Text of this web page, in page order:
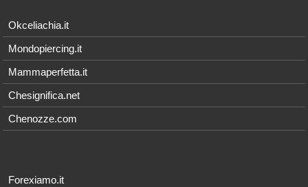
Okceliachia.it
Mondopiercing.it
Mammaperfetta.it
Chesignifica.net
Chenozze.com
Forexiamo.it